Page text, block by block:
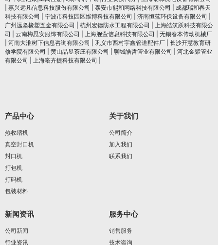
嘉兴远凡信息科技股份有限公司 泰安市熙和网络科技有限公司
成都瑞和春天
科技有限公司
宁波市科技园区维博科技有限公司 济南恒蓝环保设备有限公司
广州远坚橡塑五金有限公司
杭州宏德防水工程有限公司
上海皓筑跃科技有限公
司
云南梅思安服饰有限公司 上海舰萱信息科技有限公司
无锡春本传动机械厂
河南大淮树下信息咨询有限公司 巩义市西村宇鑫管道配件厂
长沙开慧教育研
修学院有限公司
黄山品昱茶庄有限公司 聊城皓哲管业有限公司
河北金聚管业
有限公司
上海嗒卉捷科技有限公司
产品中心
热收缩机
真空封口机
封口机
打包机
打码机
包装材料
关于我们
公司简介
加入我们
联系我们
新闻资讯
公司新闻
行业资讯
服务中心
销售服务
技术咨询